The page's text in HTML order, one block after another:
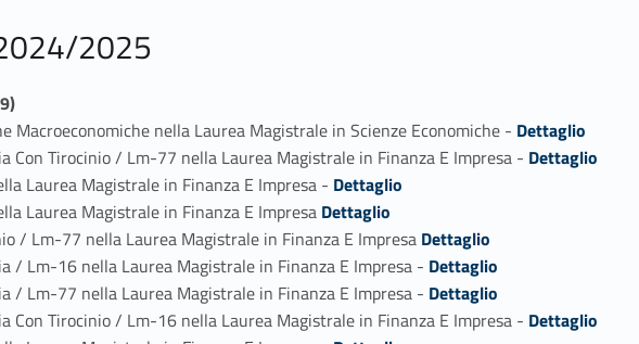
2025
Macroeconomiche nella Laurea Magistrale in Scienze Economiche - Link identifier #identifier_person_140983-1
Dettaglio
Con Tirocinio / Lm-77 nella Laurea Magistrale in Finanza E Impresa - Link identifier #identifier_person_155886-2
Dettaglio
Laurea Magistrale in Finanza E Impresa - Link identifier #identifier_person_53924-3
Dettaglio
Laurea Magistrale in Finanza E Impresa Link identifier #identifier_person_11948-4
Dettaglio
/ Lm-77 nella Laurea Magistrale in Finanza E Impresa Link identifier #identifier_person_10183-5
Dettaglio
/ Lm-16 nella Laurea Magistrale in Finanza E Impresa - Link identifier #identifier_person_61048-6
Dettaglio
/ Lm-77 nella Laurea Magistrale in Finanza E Impresa - Link identifier #identifier_person_129346-7
Dettaglio
Con Tirocinio / Lm-16 nella Laurea Magistrale in Finanza E Impresa - Link identifier #identifier_person_126303-8
Dettaglio
Link identifier #identifier_person_170220-9